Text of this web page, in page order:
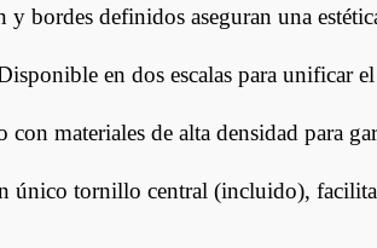
y bordes definidos aseguran una
en dos escalas para unificar
con materiales de alta densidad para
único tornillo central (incluido),